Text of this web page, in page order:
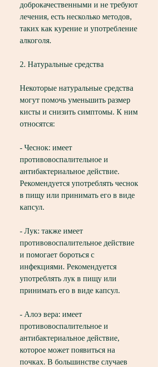
доброкачественными и не требуют
лечения, есть несколько методов,
таких как курение и употребление
алкоголя.
2. Натуральные средства
Некоторые натуральные средства
могут помочь уменьшить размер
кисты и снизить симптомы. К ним
относятся:
- Чеснок: имеет
противовоспалительное и
антибактериальное действие.
Рекомендуется употреблять чеснок
в пищу или принимать его в виде
капсул.
- Лук: также имеет
противовоспалительное действие
и помогает бороться с
инфекциями. Рекомендуется
употреблять лук в пищу или
принимать его в виде капсул.
- Алоэ вера: имеет
противовоспалительное и
антибактериальное действие,
которое может появиться на
почках. В большинстве случаев